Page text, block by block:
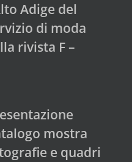
Adige del
di moda
rivista F –
mostra
e quadri